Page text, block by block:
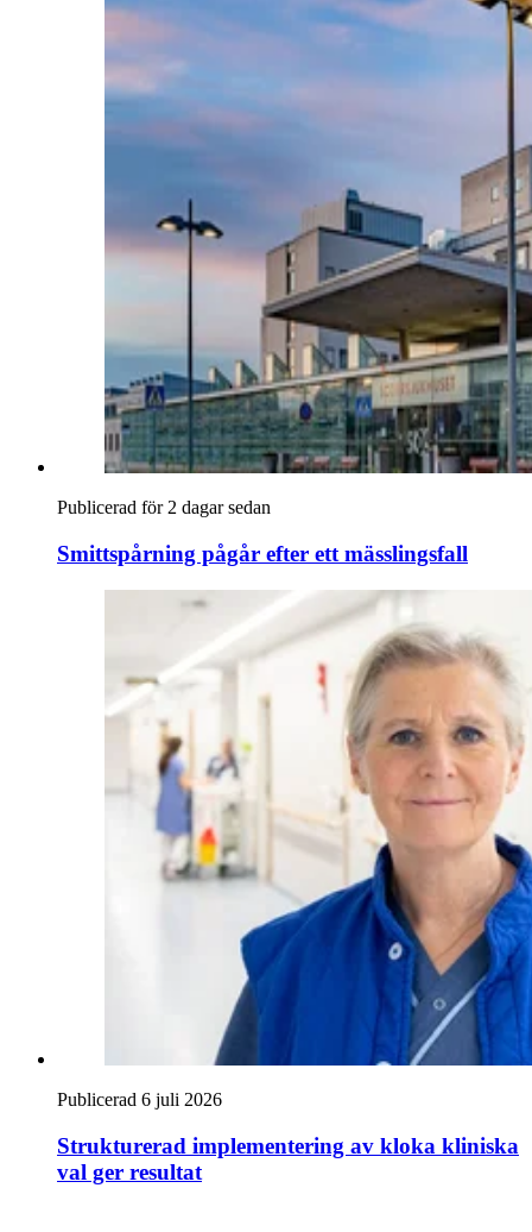
Publicerad för 2 dagar sedan
Smittspårning pågår efter ett mässlingsfall
Publicerad 6 juli 2026
Strukturerad implementering av kloka kliniska
val ger resultat